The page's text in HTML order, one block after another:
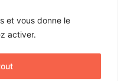
et vous donne le
activer.
o
u